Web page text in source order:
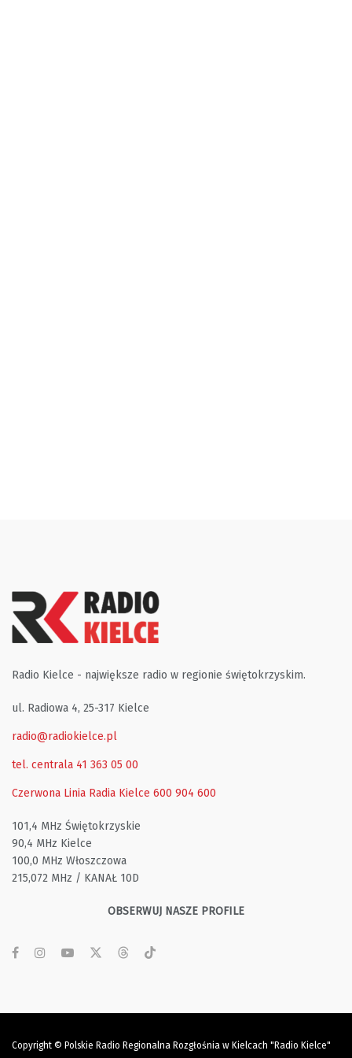
Radio Kielce - największe radio w regionie świętokrzyskim.
ul. Radiowa 4, 25-317 Kielce
radio@radiokielce.pl
tel. centrala 41 363 05 00
Czerwona Linia Radia Kielce 600 904 600
101,4 MHz Świętokrzyskie
90,4 MHz Kielce
100,0 MHz Włoszczowa
215,072 MHz / KANAŁ 10D
OBSERWUJ NASZE PROFILE
Copyright © Polskie Radio Regionalna Rozgłośnia w Kielcach "Radio Kielce"